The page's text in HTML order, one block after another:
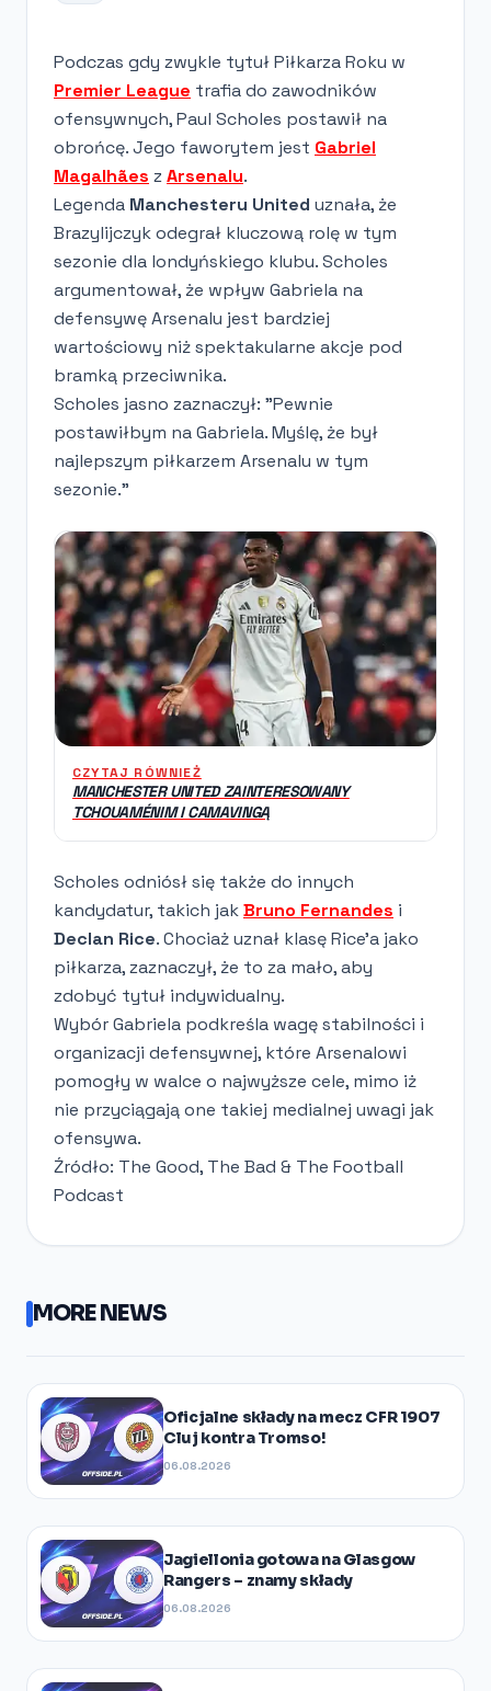
Podczas gdy zwykle tytuł Piłkarza Roku w
Premier League trafia do zawodników
ofensywnych, Paul Scholes postawił na
obrońcę. Jego faworytem jest Gabriel
Magalhães zArsenalu.
Legenda Manchesteru United uznała, że
Brazylijczyk odegrał kluczową rolę w tym
sezonie dla londyńskiego klubu. Scholes
argumentował, że wpływ Gabriela na
defensywę Arsenalu jest bardziej
wartościowy niż spektakularne akcje pod
bramką przeciwnika.
Scholes jasno zaznaczył: "Pewnie
postawiłbym na Gabriela. Myślę, że był
najlepszym piłkarzem Arsenalu w tym
sezonie."
CZYTAJ RÓWNIEŻ
MANCHESTER UNITED ZAINTERESOWANY
TCHOUAMÉNIM I CAMAVINGĄ
Scholes odniósł się także do innych
kandydatur, takich jakBruno Fernandes i
Declan Rice. Chociaż uznał klasę Rice'a jako
piłkarza, zaznaczył, że to za mało, aby
zdobyć tytuł indywidualny.
Wybór Gabriela podkreśla wagę stabilności i
organizacji defensywnej, które Arsenalowi
pomogły w walce o najwyższe cele, mimo iż
nie przyciągają one takiej medialnej uwagi jak
ofensywa.
Źródło: The Good, The Bad & The Football
Podcast
MORE NEWS
Oficjalne składy na mecz CFR 1907
Cluj kontra Tromso!
06.08.2026
Jagiellonia gotowa na Glasgow
Rangers – znamy składy
06.08.2026